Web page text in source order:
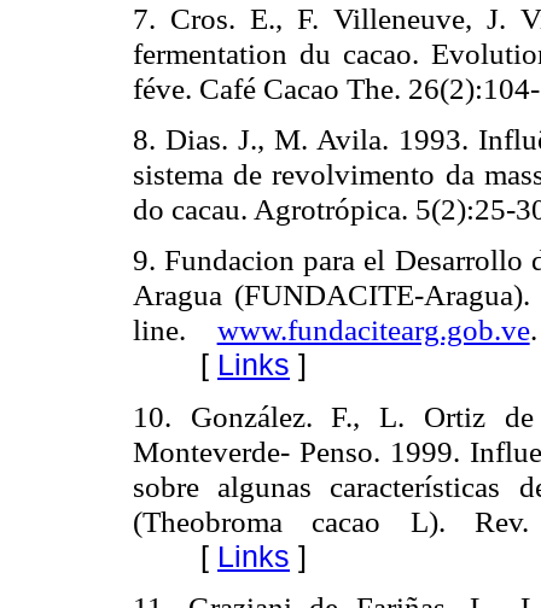
7. Cros. E., F. Villeneuve, J.
fermentation du cacao.
féve. Café Cacao The.
8. Dias. J., M. Avila. 1993.
sistema de revolvimento da
do cacau. Agrotrópica. 5(2):25-
9. Fundacion para el Desarrollo
Aragua (FUNDACITE-
line. www.fundacitearg.gob.ve
[ Links ]
10. González. F., L. Ortiz
Monteverde- Penso. 1999.
sobre algunas
(Theobroma cacao L).
[ Links ]